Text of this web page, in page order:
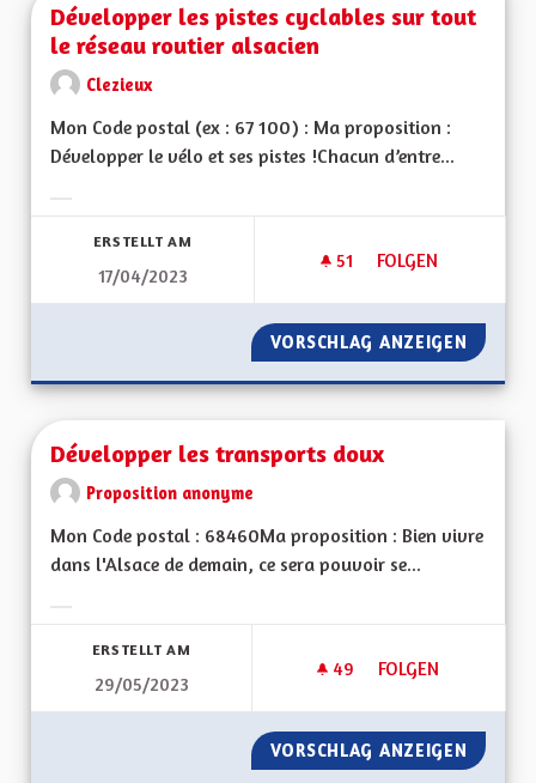
Développer les pistes cyclables sur tout
le réseau routier alsacien
Clezieux
Mon Code postal (ex : 67 100) : Ma proposition :
Développer le vélo et ses pistes !Chacun d’entre...
ERSTELLT AM
17/04/2023
51 51 FOLLOWER
FOLGEN
DÉVELOPPER LES
VORSCHLAG ANZEIGEN
Développer les transports doux
Proposition anonyme
Mon Code postal : 68460Ma proposition : Bien vivre
dans l'Alsace de demain, ce sera pouvoir se...
ERSTELLT AM
29/05/2023
49 49 FOLLOWER
FOLGEN
DÉVELOPPER LES
VORSCHLAG ANZEIGEN